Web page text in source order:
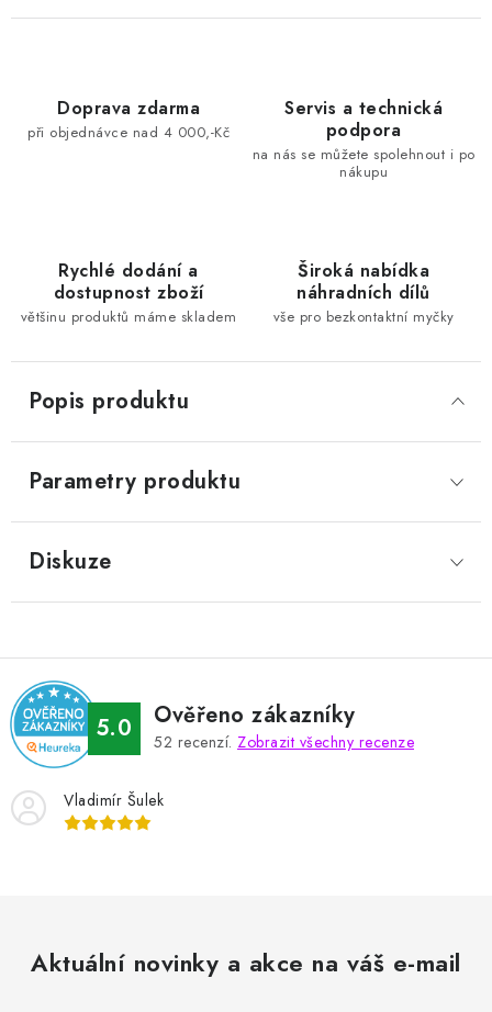
Doprava zdarma
při objednávce nad 4 000,-Kč
Servis a technická
podpora
na nás se můžete spolehnout i po
nákupu
Rychlé dodání a
dostupnost zboží
většinu produktů máme skladem
Široká nabídka
náhradních dílů
vše pro bezkontaktní myčky
Popis produktu
Parametry produktu
Diskuze
5.0 Ověřeno zákazníky
52 recenzí. Zobrazit všechny recenze
Vladimír Šulek
Aktuální novinky a akce na váš e-mail